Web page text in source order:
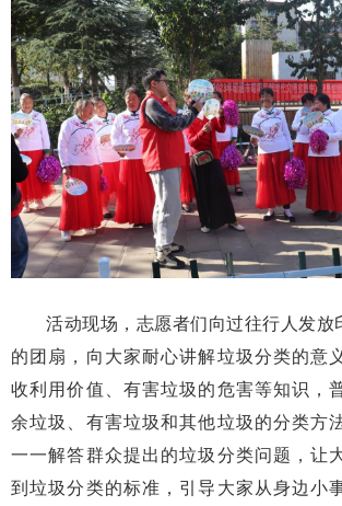
活动现场，志愿者们向过往行人发放
的团扇，向大家耐心讲解垃圾分类的意
收利用价值、有害垃圾的危害等知识，
余垃圾、有害垃圾和其他垃圾的分类方
一一解答群众提出的垃圾分类问题，让
到垃圾分类的标准，引导大家从身边小